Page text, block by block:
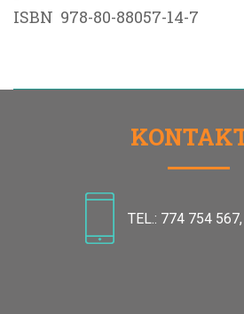
ISBN 978-80-88057-14-7
TEL.: 774 754